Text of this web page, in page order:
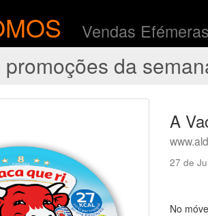
Vendas Efémeras
promoções da
A
27 de
No